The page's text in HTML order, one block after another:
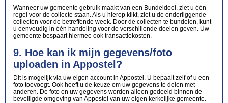
Wanneer uw gemeente gebruik maakt van een Bundeldoel, ziet u één
regel voor de collecte staan. Als u hierop klikt, ziet u de onderliggende
collecten voor de betreffende week. Door de collecten te bundelen, kunt
u eenvoudig in één handeling voor de verschillende doelen geven. Uw
gemeente bespaart hiermee ook transactiekosten.
9. Hoe kan ik mijn gegevens/foto
uploaden in Appostel?
Dit is mogelijk via uw eigen account in Appostel. U bepaalt zelf of u een
foto toevoegt. Ook heeft u de keuze om uw gegevens te delen met
anderen. De foto en uw gegevens worden alleen gedeeld binnen de
beveiligde omgeving van Appostel van uw eigen kerkelijke gemeente.